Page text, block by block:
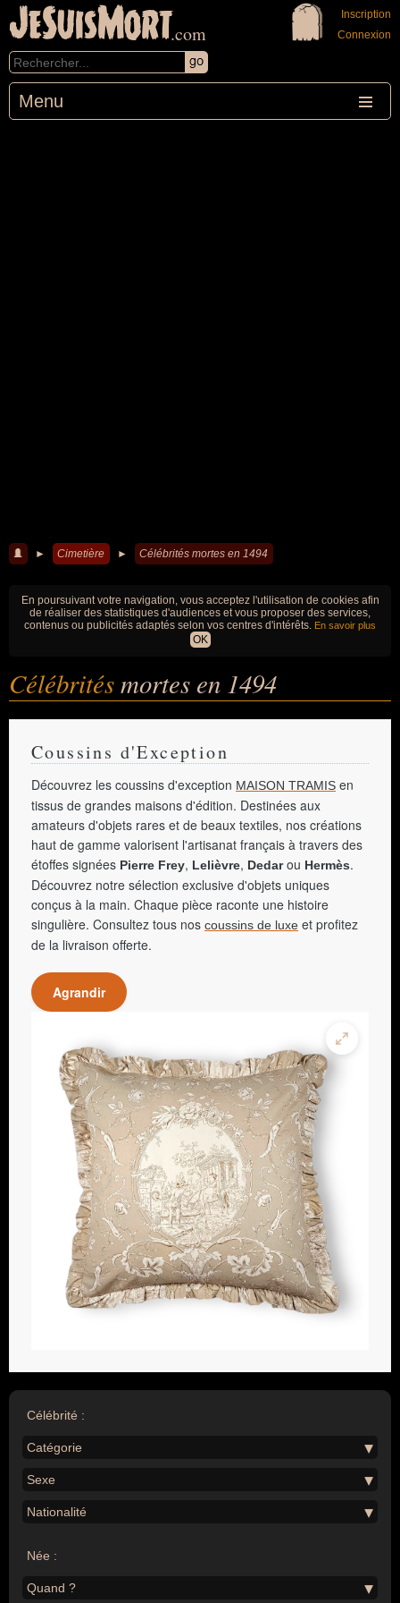
JeSuisMort.com
Menu
Inscription
Connexion
► Cimetière ► Célébrités mortes en 1494
En poursuivant votre navigation, vous acceptez l'utilisation de cookies afin
de réaliser des statistiques d'audiences et vous proposer des services,
contenus ou publicités adaptés selon vos centres d'intérêts. En savoir plus
OK
Célébritésmortes en 1494
Coussins d'Exception
Découvrez les coussins d'exception MAISON TRAMIS en
tissus de grandes maisons d'édition. Destinées aux
amateurs d'objets rares et de beaux textiles, nos créations
haut de gamme valorisent l'artisanat français à travers des
étoffes signées Pierre Frey, Lelièvre, Dedarou Hermès.
Découvrez notre sélection exclusive d'objets uniques
conçus à la main. Chaque pièce raconte une histoire
singulière. Consultez tous nos coussins de luxe et profitez
de la livraison offerte.
Agrandir
Célébrité :
Catégorie
Sexe
Nationalité
Née :
Quand ?